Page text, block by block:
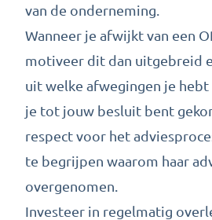
van de onderneming.
Wanneer je afwijkt van een
motiveer dit dan uitgebreid
uit welke afwegingen je hebt
je tot jouw besluit bent
respect voor het
te begrijpen waarom haar
overgenomen.
Investeer in regelmatig